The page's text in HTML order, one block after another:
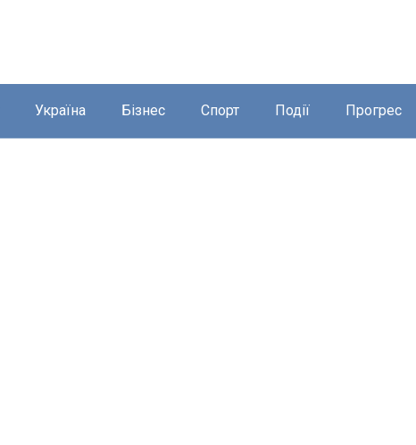
Україна Бізнес Спорт Події Прогрес